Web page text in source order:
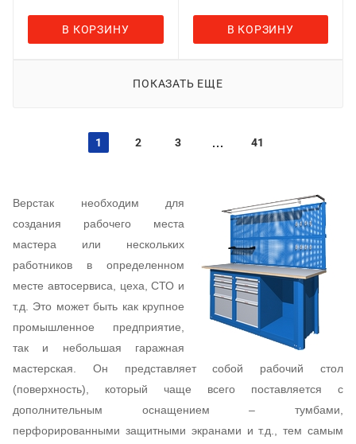
В КОРЗИНУ В КОРЗИНУ
ПОКАЗАТЬ ЕЩЕ
1 2 3 41
Верстак необходим для
создания рабочего места
мастера или нескольких
работников в определенном
месте автосервиса, цеха, СТО и
т.д. Это может быть как крупное
промышленное предприятие,
так и небольшая гаражная
мастерская. Он представляет собой рабочий стол
(поверхность), который чаще всего поставляется с
дополнительным оснащением – тумбами,
перфорированными защитными экранами и т.д., тем самым